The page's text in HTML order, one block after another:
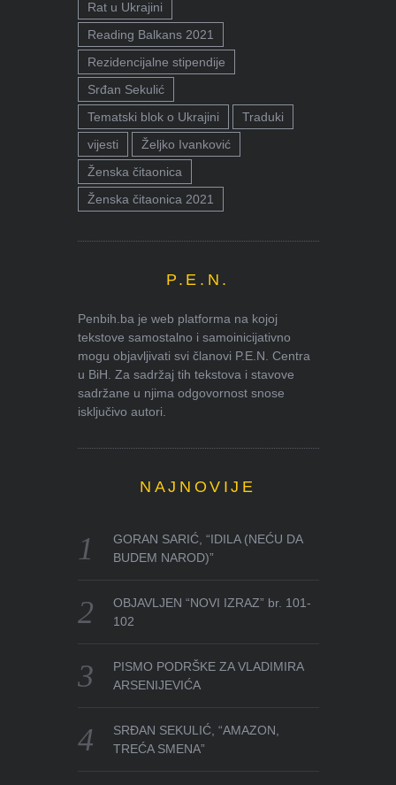
Rat u Ukrajini
Reading Balkans 2021
Rezidencijalne stipendije
Srđan Sekulić
Tematski blok o Ukrajini
Traduki
vijesti
Željko Ivanković
Ženska čitaonica
Ženska čitaonica 2021
P.E.N.
Penbih.ba je web platforma na kojoj
tekstove samostalno i samoinicijativno
mogu objavljivati svi članovi P.E.N. Centra
u BiH. Za sadržaj tih tekstova i stavove
sadržane u njima odgovornost snose
isključivo autori.
NAJNOVIJE
GORAN SARIĆ, “IDILA (NEĆU DA
BUDEM NAROD)”
OBJAVLJEN “NOVI IZRAZ” br. 101-
102
PISMO PODRŠKE ZA VLADIMIRA
ARSENIJEVIĆA
SRĐAN SEKULIĆ, “AMAZON,
TREĆA SMENA”